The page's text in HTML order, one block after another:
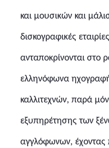
και μουσικών και
δισκογραφικές
ανταποκρίνονται στο
ελληνόφωνα
καλλιτεχνών, παρά
εξυπηρέτησης των
αγγλόφωνων, έχοντας